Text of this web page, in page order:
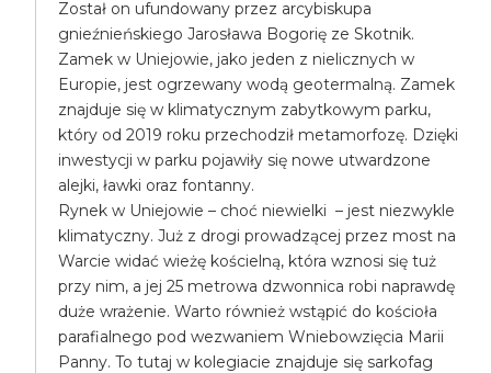
Został on ufundowany przez arcybiskupa
gnieźnieńskiego Jarosława Bogorię ze Skotnik.
Zamek w Uniejowie, jako jeden z nielicznych w
Europie, jest ogrzewany wodą geotermalną. Zamek
znajduje się w klimatycznym zabytkowym parku,
który od 2019 roku przechodził metamorfozę. Dzięki
inwestycji w parku pojawiły się nowe utwardzone
alejki, ławki oraz fontanny.
Rynek w Uniejowie – choć niewielki – jest niezwykle
klimatyczny. Już z drogi prowadzącej przez most na
Warcie widać wieżę kościelną, która wznosi się tuż
przy nim, a jej 25 metrowa dzwonnica robi naprawdę
duże wrażenie. Warto również wstąpić do kościoła
parafialnego pod wezwaniem Wniebowzięcia Marii
Panny. To tutaj w kolegiacie znajduje się sarkofag